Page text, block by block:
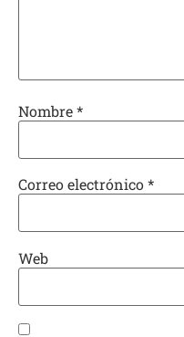
Nombre*
Correo electrónico*
Web